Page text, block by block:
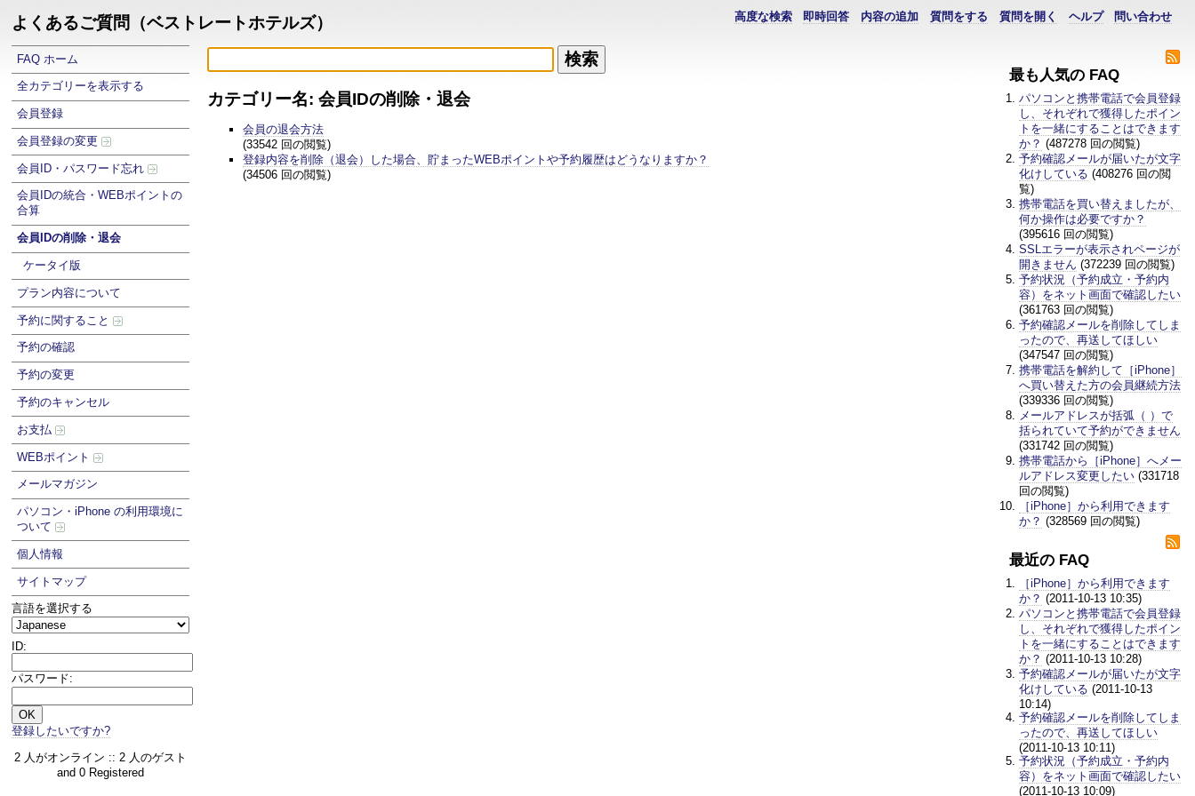
よくあるご質問（ベストレートホテルズ） 問い合わせ
ヘルプ
質問を開く
質問をする
内容の追加
即時回答
高度な検索
FAQ ホーム
全カテゴリーを表示する
会員登録
会員登録の変更
会員ID・パスワード忘れ
会員IDの統合・WEBポイントの
合算
会員IDの削除・退会
ケータイ版
プラン内容について
予約に関すること
予約の確認
予約の変更
予約のキャンセル
お支払
WEBポイント
メールマガジン
パソコン・iPhone の利用環境に
ついて
個人情報
サイトマップ
言語を選択する
ID:
パスワード:
登録したいですか?
2 人がオンライン :: 2 人のゲスト
and 0 Registered
最も人気の FAQ
パソコンと携帯電話で会員登録
し、それぞれで獲得したポイン
トを一緒にすることはできます
か？ (487278 回の閲覧)
予約確認メールが届いたが文字
化けしている (408276 回の閲
覧)
携帯電話を買い替えましたが、
何か操作は必要ですか？
(395616 回の閲覧)
SSLエラーが表示されページが
開きません (372239 回の閲覧)
予約状況（予約成立・予約内
容）をネット画面で確認したい
(361763 回の閲覧)
予約確認メールを削除してしま
ったので、再送してほしい
(347547 回の閲覧)
携帯電話を解約して［iPhone］
へ買い替えた方の会員継続方法
(339336 回の閲覧)
メールアドレスが括弧（ ）で
括られていて予約ができません
(331742 回の閲覧)
携帯電話から［iPhone］へメー
ルアドレス変更したい (331718
回の閲覧)
［iPhone］から利用できます
か？ (328569 回の閲覧)
最近の FAQ
［iPhone］から利用できます
か？ (2011-10-13 10:35)
パソコンと携帯電話で会員登録
し、それぞれで獲得したポイン
トを一緒にすることはできます
か？ (2011-10-13 10:28)
予約確認メールが届いたが文字
化けしている (2011-10-13
10:14)
予約確認メールを削除してしま
ったので、再送してほしい
(2011-10-13 10:11)
予約状況（予約成立・予約内
容）をネット画面で確認したい
(2011-10-13 10:09)
カテゴリー名: 会員IDの削除・退会
会員の退会方法
(33542 回の閲覧)
登録内容を削除（退会）した場合、貯まったWEBポイントや予約履歴はどうなりますか？
(34506 回の閲覧)